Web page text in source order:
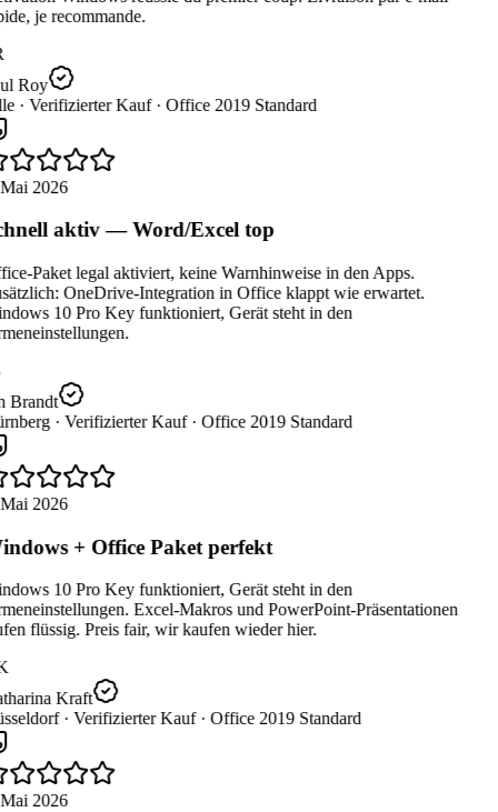
je recommande.
Roy
· Verifizierter Kauf · Office 2019 Standard
2026
aktiv — Word/Excel top
Paket legal aktiviert, keine Warnhinweise in den Apps.
OneDrive-Integration in Office klappt wie erwartet.
10 Pro Key funktioniert, Gerät steht in den
Brandt
· Verifizierter Kauf · Office 2019 Standard
2026
+ Office Paket perfekt
10 Pro Key funktioniert, Gerät steht in den
Excel-Makros und PowerPoint-Präsentationen
flüssig. Preis fair, wir kaufen wieder hier.
Kraft
· Verifizierter Kauf · Office 2019 Standard
2026